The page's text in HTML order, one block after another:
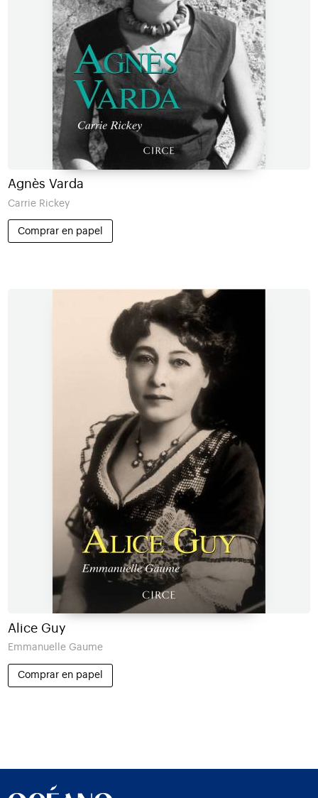
Agnès Varda
Carrie Rickey
Comprar en papel
Alice Guy
Emmanuelle Gaume
Comprar en papel